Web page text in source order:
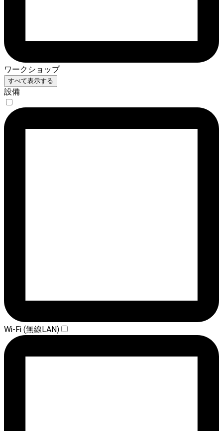
ワークショップ
すべて表示する
設備
Wi-Fi (無線LAN)